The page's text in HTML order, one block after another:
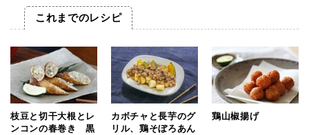
これまでのレシピ
枝豆と切干大根とレ
ンコンの春巻き 黒
カボチャと長芋のグ
リル、鶏そぼろあん
鶏山椒揚げ